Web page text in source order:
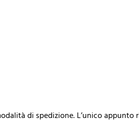
di spedizione. L’unico